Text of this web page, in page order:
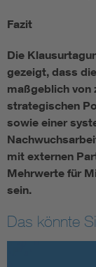
Fazit
Die
gezeigt, dass
maßgeblich von
strategischen
sowie einer
mit externen
Mehrwerte für
sein.
Das könnte